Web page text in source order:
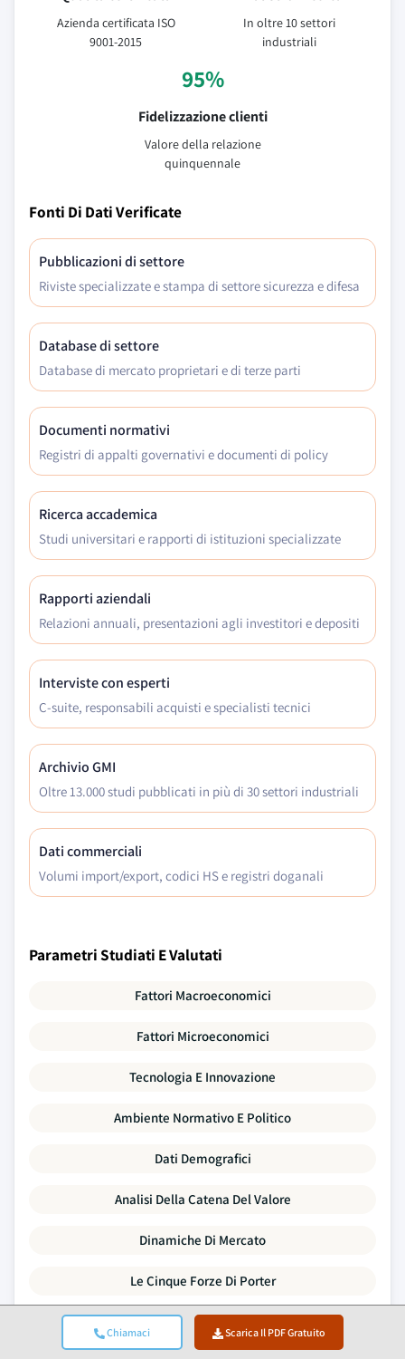
Chiamaci Scarica Il PDF Gratuito
Azienda certificata ISO
9001-2015
In oltre 10 settori
industriali
95%
Fidelizzazione clienti
Valore della relazione
quinquennale
Fonti Di Dati Verificate
Pubblicazioni di settore
Riviste specializzate e stampa di settore sicurezza e difesa
Database di settore
Database di mercato proprietari e di terze parti
Documenti normativi
Registri di appalti governativi e documenti di policy
Ricerca accademica
Studi universitari e rapporti di istituzioni specializzate
Rapporti aziendali
Relazioni annuali, presentazioni agli investitori e depositi
Interviste con esperti
C-suite, responsabili acquisti e specialisti tecnici
Archivio GMI
Oltre 13.000 studi pubblicati in più di 30 settori industriali
Dati commerciali
Volumi import/export, codici HS e registri doganali
Parametri Studiati E Valutati
Fattori Macroeconomici
Fattori Microeconomici
Tecnologia E Innovazione
Ambiente Normativo E Politico
Dati Demografici
Analisi Della Catena Del Valore
Dinamiche Di Mercato
Le Cinque Forze Di Porter
Analisi PESTLE